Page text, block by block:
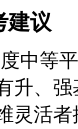
建议
中等
升、
灵活